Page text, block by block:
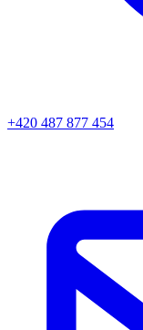
+420 487 877 454